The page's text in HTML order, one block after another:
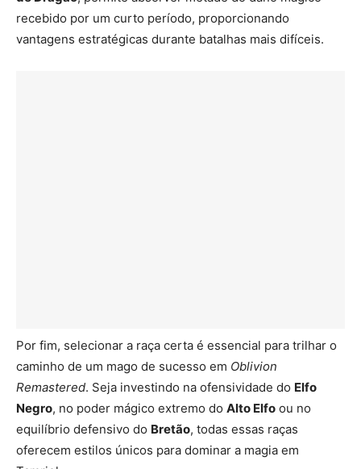
recebido por um curto período, proporcionando
vantagens estratégicas durante batalhas mais difíceis.
Por fim, selecionar a raça certa é essencial para trilhar o
caminho de um mago de sucesso em Oblivion
Remastered. Seja investindo na ofensividade do Elfo
Negro, no poder mágico extremo do Alto Elfo ou no
equilíbrio defensivo do Bretão, todas essas raças
oferecem estilos únicos para dominar a magia em